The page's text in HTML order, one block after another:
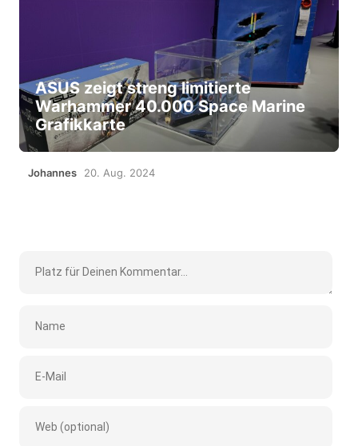
ASUS zeigt streng limitierte
Warhammer 40.000 Space Marine
Grafikkarte
Johannes 20. Aug. 2024